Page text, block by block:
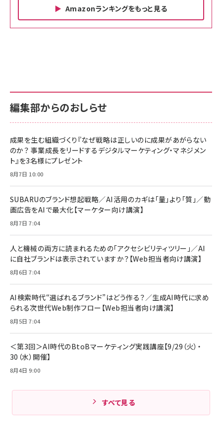
Amazonランキングをもっと見る
￥880
anan(アンアン)2026/06/24号 No.2500増刊
スペシャルエディション[王道エンタメの矜持／
￥1,100
anan(アンアン)2026/07/08号 No.2502[2026
￥880
ママ投資家が育休中に１億貯めた株式投資
組織の成果を最大化する ルールのデザイン
￥1,980
Amazonランキングをもっと見る
サポート正規品 メーカー保証5年 KLMEA128G
NIMASO ガラスフィルム iPhone 17 用 保護フィ
すい ガイド枠付き いPhone17 (6.3インチ) 対応
2枚セット DSP25F1698
￥1,599
￥6,980
全ワイヤレスイヤホン/アクティブノイズキャンセリ
技術基準適合】ブラック
￥5,990
ケーブル Anker絡まないケーブル 240W 結束バン
ド付き USB PD対応 シリコン素材採用 iPhone
17 / 16 / 15 / Galaxy iPad Pro MacBook
Pro/Air 各種対応 (1.8m ミッドナイトブラック)
￥1,890
サポート正規品 メーカー保証5年 KLMEA128G
Amazon eギフトカード - Amazonロゴ - クラ
￥5,000
Anker PowerLine III Flow USB-C & USB-C
Pro/Air 各種対応 (1.8m ミッドナイトブラック)
￥1,890
サッポロ 生ビール 黒ラベル 350ml 缶 24本 ビー
ル ケース買い【6/30応募〆切! 黒ラベルビヤセラー
￥4,857
編集部からのおしらせ
成果を生む組織づくり『なぜ戦略は正しいのに成果があがらない
のか？ 事業成長をリードするデジタルマーケティング・マネジメン
ト』を3名様にプレゼント
8月7日 10:00
SUBARUのブランド想起戦略／AI活用のカギは「量」より「質」／動
画広告をAIで最大化【マーケター向け講演】
8月7日 7:04
人と機械の両方に読まれるための「アクセシビリティツリー」／AI
に自社ブランドは表示されていますか？【Web担当者向け講演】
8月6日 7:04
AI検索時代“選ばれるブランド”はどう作る？／生成AI時代に求め
られる次世代Web制作フロー【Web担当者向け講演】
8月5日 7:04
＜第3回＞AI時代のBtoBマーケティング実践講座【9/29（火）・
30（水）開催】
8月4日 9:00
すべて見る